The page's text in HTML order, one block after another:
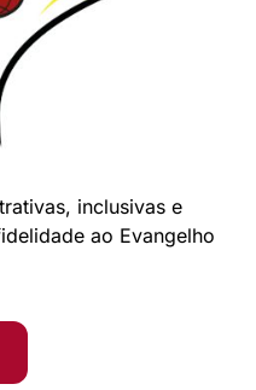
inclusivas e
ao Evangelho